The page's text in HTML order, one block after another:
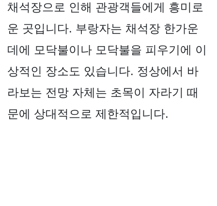
채석장으로 인해 관광객들에게 흥미로
운 곳입니다. 부랑자는 채석장 한가운
데에 모닥불이나 모닥불을 피우기에 이
상적인 장소도 있습니다. 정상에서 바
라보는 전망 자체는 초목이 자라기 때
문에 상대적으로 제한적입니다.